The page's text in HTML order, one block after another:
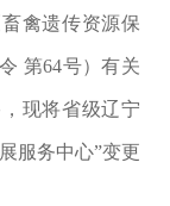
畜禽遗传资源保
第64号）有关
现将省级辽宁
服务中心”变更